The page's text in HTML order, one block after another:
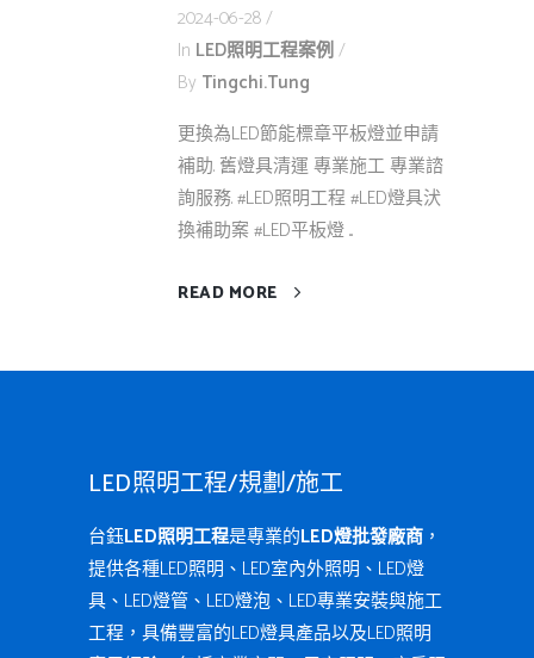
2024-06-28
In LED照明工程案例
By Tingchi.tung
更換為LED節能標章平板燈並申請
補助. 舊燈具清運 專業施工 專業諮
詢服務. #LED照明工程 #LED燈具汱
換補助案 #LED平板燈 ...
READ MORE
LED照明工程/規劃/施工
台鈺LED照明工程是專業的LED燈批發廠商 ，
提供各種LED照明、LED室內外照明、LED燈
具、LED燈管、LED燈泡、LED專業安裝與施工
工程，具備豐富的LED燈具產品以及LED照明